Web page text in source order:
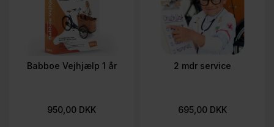
Babboe Vejhjælp 1 år
950,00 DKK
2 mdr service
695,00 DKK